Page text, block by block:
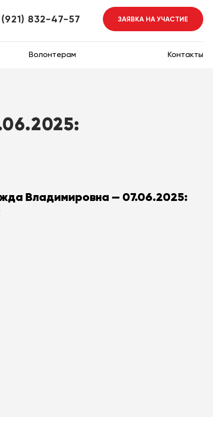
(921) 832-47-57 ЗАЯВКА НА УЧАСТИЕ
Волонтерам Контакты
Владимировна — 07.06.2025: